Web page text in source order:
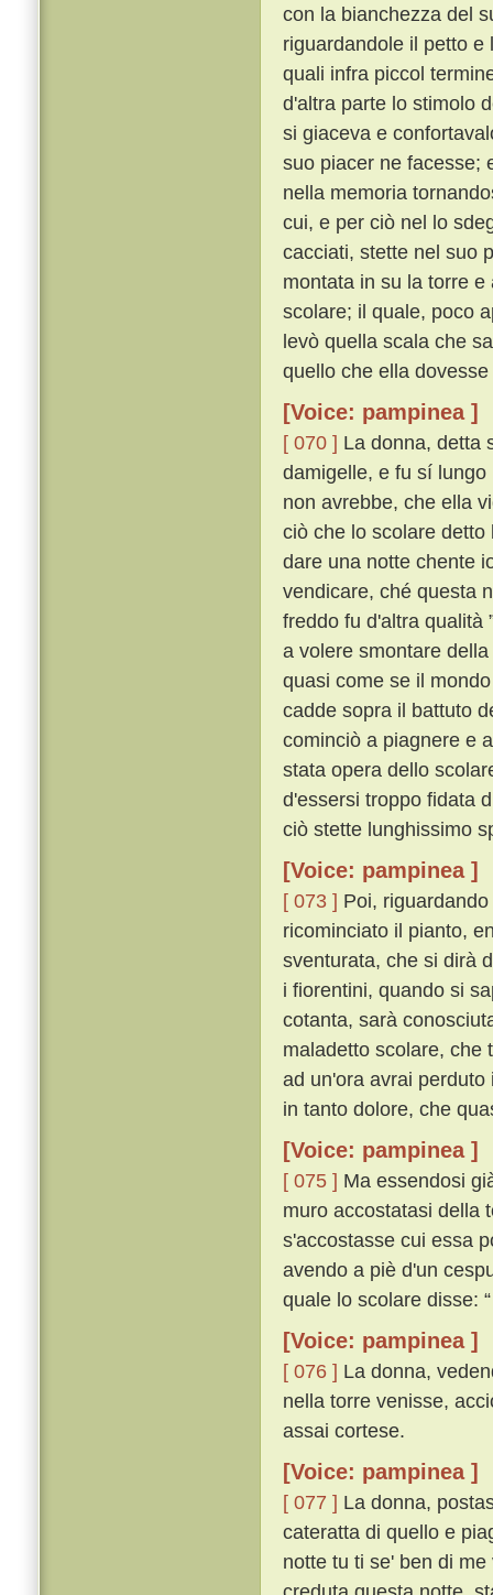
con la bianchezza del
riguardandole il petto
quali infra piccol
d'altra parte lo stimolo
si giaceva e
suo piacer ne facesse;
nella memoria
cui, e per ciò nel lo
cacciati, stette nel suo
montata in su la torre
scolare; il quale, poco
levò quella scala che
quello che ella
[Voice: pampinea ]
[ 070 ] La donna, detta
damigelle, e fu sí
non avrebbe, che ella
ciò che lo scolare detto
dare una notte chente
vendicare, ché questa
freddo fu d'altra qualità
a volere smontare
quasi come se il
cadde sopra il battuto
cominciò a piagnere e
stata opera dello
d'essersi troppo fidata
ciò stette lunghissimo
[Voice: pampinea ]
[ 073 ] Poi,
ricominciato il pianto,
sventurata, che si dirà
i fiorentini, quando si
cotanta, sarà
maladetto scolare, che
ad un'ora avrai perduto
in tanto dolore, che
[Voice: pampinea ]
[ 075 ] Ma essendosi
muro accostatasi della
s'accostasse cui essa
avendo a piè d'un
quale lo scolare disse:
[Voice: pampinea ]
[ 076 ] La donna,
nella torre venisse,
assai cortese.
[Voice: pampinea ]
[ 077 ] La donna,
cateratta di quello e
notte tu ti se' ben di